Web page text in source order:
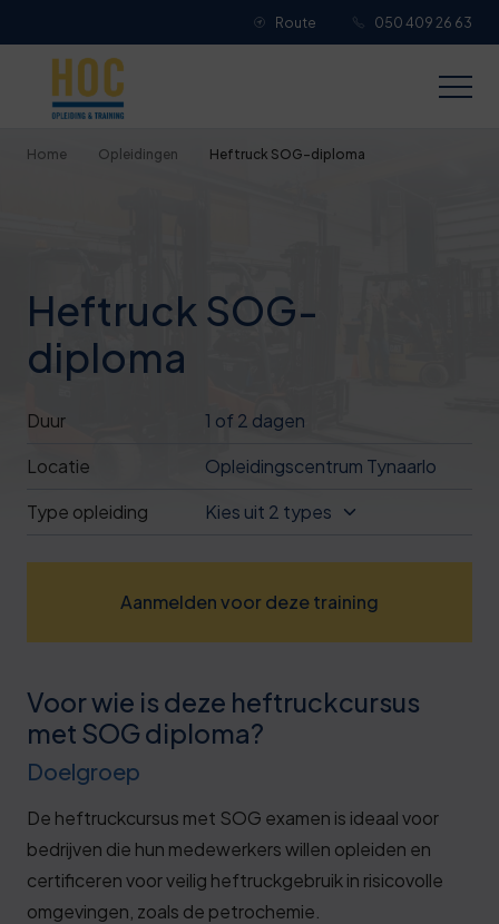
Route 050 409 26 63
Home Opleidingen Heftruck SOG-diploma
Heftruck SOG-
diploma
Duur
1 of 2 dagen
Locatie
Opleidingscentrum Tynaarlo
Type opleiding
Kies uit 2 types
Aanmelden voor deze training
Voor wie is deze heftruckcursus
met SOG diploma?
Doelgroep
De heftruckcursus met SOG examen is ideaal voor
bedrijven die hun medewerkers willen opleiden en
certificeren voor veilig heftruckgebruik in risicovolle
omgevingen, zoals de petrochemie.
Je overall waardering
Titel van je beoordeling
Je naam
Deze review is gebaseerd op mijn eigen
Verzend beoordeling